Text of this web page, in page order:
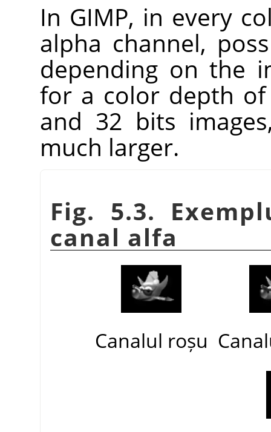
In GIMP, in every
alpha channel,
depending on the
for a color depth
and 32 bits
much larger.
Fig. 5.3.
canal alfa
Canalul roșu